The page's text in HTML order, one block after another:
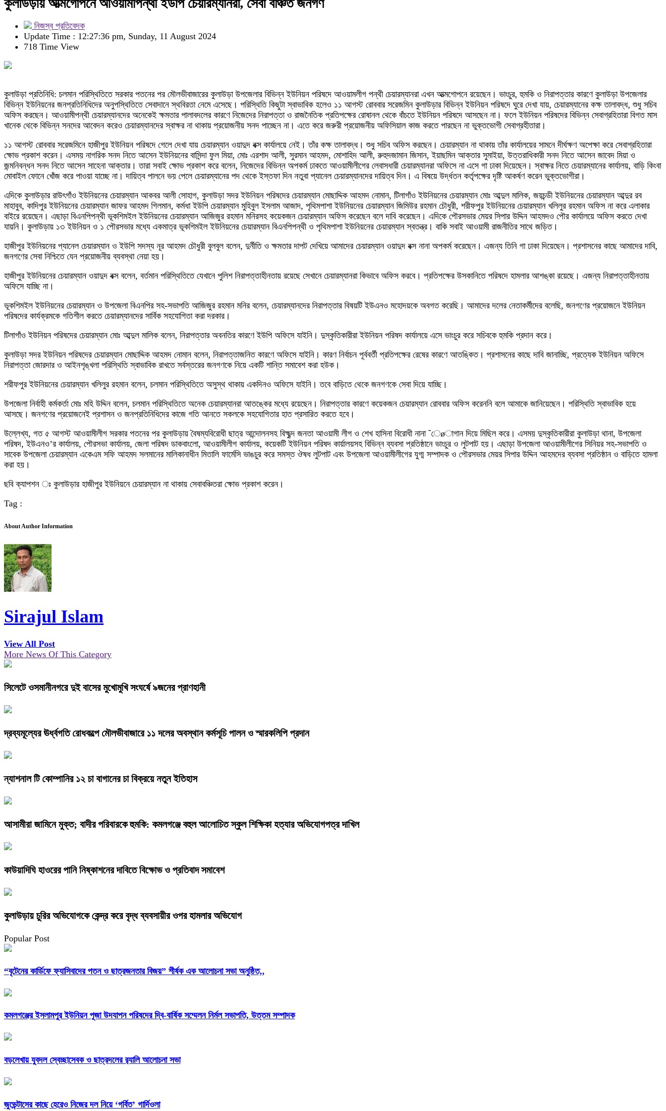
কুলাউড়ায় আত্মগোপনে আওয়ামীপন্থী ইউপি চেয়ারম্যানরা, সেবা বঞ্চিত জনগণ
নিজস্ব প্রতিবেদক
Update Time : 12:27:36 pm, Sunday, 11 August 2024
718 Time View
কুলাউড়া প্রতিনিধি: চলমান পরিস্থিতিতে সরকার পতনের পর মৌলভীবাজারের কুলাউড়া উপজেলার বিভিন্ন ইউনিয়ন পরিষদে আওয়ামলীগ পন্থী চেয়ারম্যানরা এখন আত্মগোপনে রয়েছেন। ভাংচুর, হুমকি ও নিরাপত্তার কারণে কুলাউড়া উপজেলার
বিভিন্ন ইউনিয়নের জনপ্রতিনিধিদের অনুপস্থিতিতে সেবাদানে স্থবিরতা নেমে এসেছে। পরিস্থিতি কিছুটা স্বাভাবিক হলেও ১১ আগস্ট রোববার সরেজমিন কুলাউড়ার বিভিন্ন ইউনিয়ন পরিষদে ঘুরে দেখা যায়, চেয়ারম্যানের কক্ষ তালাবদ্ধ, শুধু সচিব
অফিস করছেন। আওয়ামীপন্থী চেয়ারম্যানদের অনেকেই ক্ষমতার পালাবদলের কারণে নিজেদের নিরাপত্তা ও রাজনৈতিক প্রতিপক্ষের রোষানল থেকে বাঁচতে ইউনিয়ন পরিষদে আসছেন না। ফলে ইউনিয়ন পরিষদের বিভিন্ন সেবাগ্রহিতারা বিগত মাস
খানেক থেকে বিভিন্ন সনদের আবেদন করেও চেয়ারম্যানদের স্বাক্ষর না থাকায় প্রয়োজনীয় সনদ পাচ্ছেন না। এতে করে জরুরী প্রয়োজনীয় অফিসিয়াল কাজ করতে পারছেন না ভুক্তভোগী সেবাগ্রহীতারা।
১১ আগস্ট রোববার সরেজমিনে হাজীপুর ইউনিয়ন পরিষদে গেলে দেখা যায় চেয়ারম্যান ওয়াদুদ বক্স কার্যালয়ে নেই। তাঁর কক্ষ তালাবদ্ধ। শুধু সচিব অফিস করছেন। চেয়ারম্যান না থাকায় তাঁর কার্যালয়ের সামনে দীর্ঘক্ষণ অপেক্ষা করে সেবাগ্রহিতারা
ক্ষোভ প্রকাশ করেন। এসময় নাগরিক সনদ নিতে আসেন ইউনিয়নের বাসিন্দা ফুল মিয়া, মোঃ এরশাদ আলী, সুরমান আহমদ, মোশাহিদ আলী, রুহুদজামান জিসান, ইয়াছমিন আক্তার সুমাইয়া, উত্তরাধিকারী সনদ নিতে আসেন জাবেদ মিয়া ও
জন্মনিবন্ধন সনদ নিতে আসেন সাহেনা আক্তার। তারা সবাই ক্ষোভ প্রকাশ করে বলেন, নিজেদের বিভিন্ন অপকর্ম ঢাকতে আওয়ামীলীগের লেবাসধারী চেয়ারম্যানরা অফিসে না এসে গা ঢাকা দিয়েছেন। স্বাক্ষর নিতে চেয়ারম্যানের কার্যালয়, বাড়ি কিংবা
মোবাইল ফোনে খোঁজ করে পাওয়া যাচ্ছে না। দায়িত্ব পালনে ভয় পেলে চেয়ারম্যানের পদ থেকে ইস্তফা দিন নতুবা প্যানেল চেয়ারম্যানদের দায়িত্ব দিন। এ বিষয়ে উর্দ্ধতন কর্তৃপক্ষের দৃষ্টি আকর্ষণ করেন ভুক্তভোগীরা।
এদিকে কুলাউড়ার রাউৎগাঁও ইউনিয়নের চেয়ারম্যান আকবর আলী সোহাগ, কুলাউড়া সদর ইউনিয়ন পরিষদের চেয়ারম্যান মোছাদ্দিক আহমদ নোমান, টিলাগাঁও ইউনিয়নের চেয়ারম্যান মোঃ আব্দুল মালিক, জয়চন্ডী ইউনিয়নের চেয়ারম্যান আব্দুর রব
মাহাবুব, কাদিপুর ইউনিয়নের চেয়ারম্যান জাফর আহমদ গিলমান, কর্মধা ইউপি চেয়ারম্যান মুহিবুল ইসলাম আজাদ, পৃথিমপাশা ইউনিয়নের চেয়ারম্যান জিমিউর রহমান চৌধুরী, শরীফপুর ইউনিয়নের চেয়ারম্যান খলিলুর রহমান অফিস না করে এলাকার
বাইরে রয়েছেন। এছাড়া বিএনপিপন্থী ভূকশিমইল ইউনিয়নের চেয়ারম্যান আজিজুর রহমান মনিরসহ কয়েকজন চেয়ারম্যান অফিস করেছেন বলে দাবি করেছেন। এদিকে পৌরসভার মেয়র সিপার উদ্দিন আহমদও পৌর কার্যালয়ে অফিস করতে দেখা
যায়নি। কুলাউড়ায় ১৩ ইউনিয়ন ও ১ পৌরসভার মধ্যে একমাত্র ভূকশিমইল ইউনিয়নের চেয়ারম্যান বিএনপিপন্থী ও পৃথিমপাশা ইউনিয়নের চেয়ারম্যান স্বতন্ত্র। বাকি সবাই আওয়ামী রাজনীতির সাথে জড়িত।
হাজীপুর ইউনিয়নের প্যানেল চেয়ারম্যান ও ইউপি সদস্য নূর আহমদ চৌধুরী বুলবুল বলেন, দুর্নীতি ও ক্ষমতার দাপট দেখিয়ে আমাদের চেয়ারম্যান ওয়াদুদ বক্স নানা অপকর্ম করেছেন। এজন্য তিনি গা ঢাকা দিয়েছেন। প্রশাসনের কাছে আমাদের দাবি,
জনগণের সেবা নিশ্চিতে যেন প্রয়োজনীয় ব্যবস্থা নেয়া হয়।
হাজীপুর ইউনিয়নের চেয়ারম্যান ওয়াদুদ বক্স বলেন, বর্তমান পরিস্থিতিতে যেখানে পুলিশ নিরাপত্তাহীনতায় রয়েছে সেখানে চেয়ারম্যানরা কিভাবে অফিস করবে। প্রতিপক্ষের উসকানিতে পরিষদে হামলার আশঙ্কা রয়েছে। এজন্য নিরাপত্তাহীনতায়
অফিসে যাচ্ছি না।
ভূকশিমইল ইউনিয়নের চেয়ারম্যান ও উপজেলা বিএনপির সহ-সভাপতি আজিজুর রহমান মনির বলেন, চেয়ারম্যানদের নিরাপত্তার বিষয়টি ইউএনও মহোদয়কে অবগত করেছি। আমাদের দলের নেতাকর্মীদের বলেছি, জনগণের প্রয়োজনে ইউনিয়ন
পরিষদের কার্যক্রমকে গতিশীল করতে চেয়ারম্যানদের সার্বিক সহযোগিতা করা দরকার।
টিলাগাঁও ইউনিয়ন পরিষদের চেয়ারম্যান মোঃ আব্দুল মালিক বলেন, নিরাপত্তার অবনতির কারণে ইউপি অফিসে যাইনি। দুস্কৃতিকারীরা ইউনিয়ন পরিষদ কার্যালয়ে এসে ভাংচুর করে সচিবকে হুমকি প্রদান করে।
কুলাউড়া সদর ইউনিয়ন পরিষদের চেয়ারম্যান মোছাদ্দিক আহমদ নোমান বলেন, নিরাপত্তাজনিত কারণে অফিসে যাইনি। কারণ নির্বাচন পূর্ববর্তী প্রতিপক্ষের রেষের কারণে আতঙ্কিত। প্রশাসনের কাছে দাবি জানাচ্ছি, প্রত্যেক ইউনিয়ন অফিসে
নিরাপত্তা জোরদার ও আইনশৃঙ্খলা পরিস্থিতি স্বাভাবিক রাখতে সর্বস্তরের জনগণকে নিয়ে একটি শান্তি সমাবেশ করা হউক।
শরীফপুর ইউনিয়নের চেয়ারম্যান খলিলুর রহমান বলেন, চলমান পরিস্থিতিতে অসুস্থ থাকায় একদিনও অফিসে যাইনি। তবে বাড়িতে থেকে জনগণকে সেবা দিয়ে যাচ্ছি।
উপজেলা নির্বাহী কর্মকর্তা মোঃ মহি উদ্দিন বলেন, চলমান পরিস্থিতিতে অনেক চেয়ারম্যানরা আতঙ্কের মধ্যে রয়েছেন। নিরাপত্তার কারণে কয়েকজন চেয়ারম্যান রোববার অফিস করেননি বলে আমাকে জানিয়েছেন। পরিস্থিতি স্বাভাবিক হয়ে
আসছে। জনগণের প্রয়োজনেই প্রশাসন ও জনপ্রতিনিধিদের কাজে গতি আনতে সকলকে সহযোগিতার হাত প্রসারিত করতে হবে।
উল্লেখ্য, গত ৫ আগস্ট আওয়ামীলীগ সরকার পতনের পর কুলাউড়ায় বৈষম্যবিরোধী ছাত্র আন্দোলনসহ বিক্ষুব্দ জনতা আওয়ামী লীগ ও শেখ হাসিনা বিরোধী নানা ¯েøাগান দিয়ে মিছিল করে। এসময় দুস্কৃতিকারীরা কুলাউড়া থানা, উপজেলা
পরিষদ, ইউএনও’র কার্যালয়, পৌরসভা কার্যালয়, জেলা পরিষদ ডাকবাংলো, আওয়ামীলীগ কার্যালয়, কয়েকটি ইউনিয়ন পরিষদ কার্য়ালয়সহ বিভিন্ন ব্যবসা প্রতিষ্ঠানে ভাংচুর ও লুটপাট হয়। এছাড়া উপজেলা আওয়ামীলীগের সিনিয়র সহ-সভাপতি ও
সাবেক উপজেলা চেয়ারম্যান একেএম সফি আহমদ সলমানের মালিকানাধীন মিতালি ফার্মেসি ভাঙচুর করে সমস্ত ঔষধ লুটপাট এবং উপজেলা আওয়ামীলীগের যুগ্ম সম্পাদক ও পৌরসভার মেয়র সিপার উদ্দিন আহমদের ব্যবসা প্রতিষ্ঠান ও বাড়িতে হামলা
করা হয়।
ছবি ক্যাপশন ঃ কুলাউড়ার হাজীপুর ইউনিয়নে চেয়ারম্যান না থাকায় সেবাবঞ্চিতরা ক্ষোভ প্রকাশ করেন।
Tag :
About Author Information
Sirajul Islam
View All Post
More News Of This Category
সিলেটে ওসমানীনগরে দুই বাসের মুখোমুখি সংঘর্ষে ৯জনের প্রাণহানী
দ্রব্যমূল্যের ঊর্ধ্বগতি রোধকল্পে মৌলভীবাজারে ১১ দলের অবস্থান কর্মসূচি পালন ও স্মারকলিপি প্রদান
ন্যাশনাল টি কোম্পানির ১২ চা বাগানের চা বিক্রয়ে নতুন ইতিহাস
আসামীরা জামিনে মুক্ত; বাদীর পরিবারকে হুমকি: কমলগঞ্জে বহুল আলোচিত স্কুল শিক্ষিকা হত্যার অভিযোগপত্র দাখিল
কাউয়াদিঘি হাওরের পানি নিষ্কাশনের দাবিতে বিক্ষোভ ও প্রতিবাদ সমাবেশ
কুলাউড়ায় চুরির অভিযোগকে কেন্দ্র করে বৃদ্ধ ব্যবসায়ীর ওপর হামলার অভিযোগ
Popular Post
“বৃটেনের কার্ডিফে ফ্যাসিবাদের পতন ও ছাত্রজনতার বিজয়” শীর্ষক এক আলোচনা সভা অনুষ্ঠিত,,
কমলগঞ্জের ইসলামপুর ইউনিয়ন পূজা উদযাপন পরিষদের দ্বি-বার্ষিক সম্মেলন নির্মল সভাপতি, উত্তম সম্পাদক
বড়লেখায় যুবদল স্বেচ্ছাসেবক ও ছাত্রদলের র‌্যালি আলোচনা সভা
জুভেন্টাসের কাছে হেরেও নিজের দল নিয়ে ‘গর্বিত’ গার্দিওলা